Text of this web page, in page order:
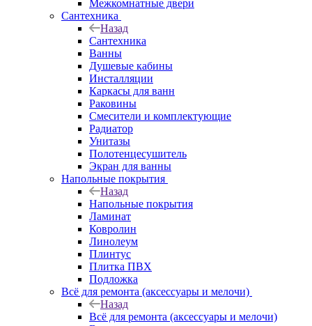
Межкомнатные двери
Сантехника
Назад
Сантехника
Ванны
Душевые кабины
Инсталляции
Каркасы для ванн
Раковины
Смесители и комплектующие
Радиатор
Унитазы
Полотенцесушитель
Экран для ванны
Напольные покрытия
Назад
Напольные покрытия
Ламинат
Ковролин
Линолеум
Плинтус
Плитка ПВХ
Подложка
Всё для ремонта (аксессуары и мелочи)
Назад
Всё для ремонта (аксессуары и мелочи)